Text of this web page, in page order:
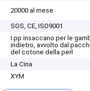
20000 al mese
SGS, CE, ISO9001
I pp insaccano per le
indietro, avvolto dal
del cotone della perl
La Cina
XYM